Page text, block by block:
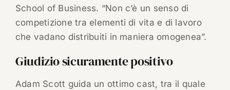
School of Business. “Non c’è un senso di
competizione tra elementi di vita e di lavoro
che vadano distribuiti in maniera omogenea”.
Giudizio sicuramente positivo
Adam Scott guida un ottimo cast, tra il quale